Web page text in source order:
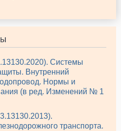
Системы
Внутренний
Нормы и
(в ред. Изменений № 1
транспорта.